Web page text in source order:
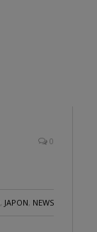
0
, JAPON, NEWS